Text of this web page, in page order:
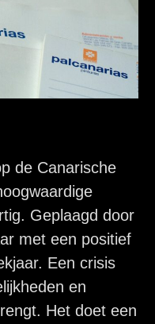
de Canarische
Geplaagd door
met een positief
Een crisis
en
Het doet een